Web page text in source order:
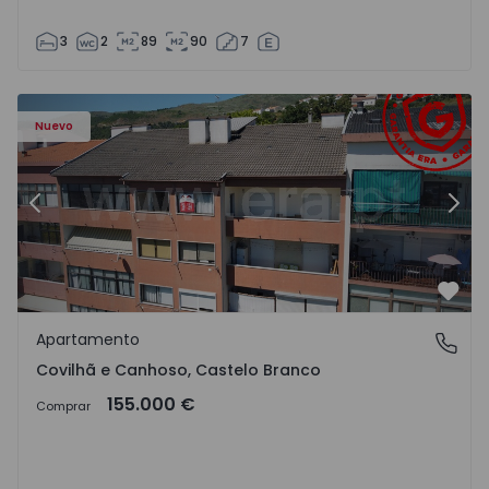
3 2 89 90 7
Nuevo
- 18
Apartamento T2 Covilhã, Covilhã e Canhoso - 1497806 -
Anterior
Covilhã e Canhoso, Castelo Branco
Apartamento
Covilhã e Canhoso, Castelo Branco
Comprar 155.000 €